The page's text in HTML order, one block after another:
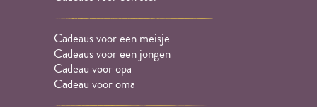
Cadeaus voor een meisje
Cadeaus voor een jongen
Cadeau voor opa
Cadeau voor oma